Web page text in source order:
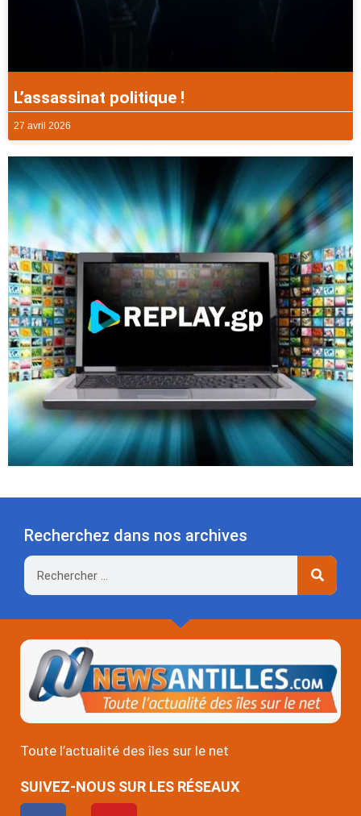
L’assassinat politique !
27 avril 2026
Recherchez dans nos archives
Rechercher
Toute l’actualité des îles sur le net
SUIVEZ-NOUS SUR LES RÉSEAUX